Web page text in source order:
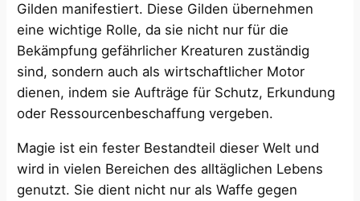
Gilden manifestiert. Diese Gilden übernehmen
eine wichtige Rolle, da sie nicht nur für die
Bekämpfung gefährlicher Kreaturen zuständig
sind, sondern auch als wirtschaftlicher Motor
dienen, indem sie Aufträge für Schutz, Erkundung
oder Ressourcenbeschaffung vergeben.
Magie ist ein fester Bestandteil dieser Welt und
wird in vielen Bereichen des alltäglichen Lebens
genutzt. Sie dient nicht nur als Waffe gegen